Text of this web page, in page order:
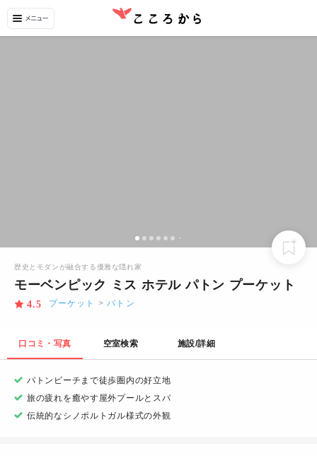
歴史とモダンが融合する優雅な隠れ家
モーベンピック ミス ホテル パトン プーケット
4.5 プーケット > パトン
口コミ・写真 空室検索 施設/詳細
パトンビーチまで徒歩圏内の好立地
旅の疲れを癒やす屋外プールとスパ
伝統的なシノポルトガル様式の外観